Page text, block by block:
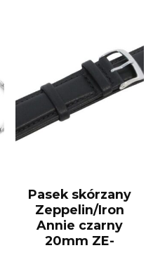
Pasek skórzany
Zeppelin/Iron
Annie czarny
20mm ZE-